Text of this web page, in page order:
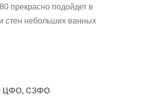
прекрасно подойдет в
стен небольших ванных
ЦФО, СЗФО